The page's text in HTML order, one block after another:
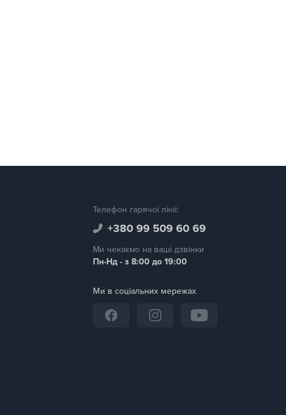
Телефон гарячої лінії:
+380 99 509 60 69
Ми чекаємо на ваші дзвінки
Пн-Нд - з 8:00 до 19:00
Ми в соціальних мережах